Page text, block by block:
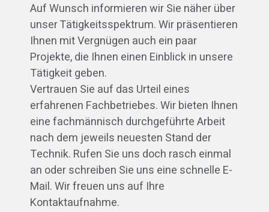
Auf Wunsch informieren wir Sie näher über
unser Tätigkeitsspektrum. Wir präsentieren
Ihnen mit Vergnügen auch ein paar
Projekte, die Ihnen einen Einblick in unsere
Tätigkeit geben.
Vertrauen Sie auf das Urteil eines
erfahrenen Fachbetriebes. Wir bieten Ihnen
eine fachmännisch durchgeführte Arbeit
nach dem jeweils neuesten Stand der
Technik. Rufen Sie uns doch rasch einmal
an oder schreiben Sie uns eine schnelle E-
Mail. Wir freuen uns auf Ihre
Kontaktaufnahme.